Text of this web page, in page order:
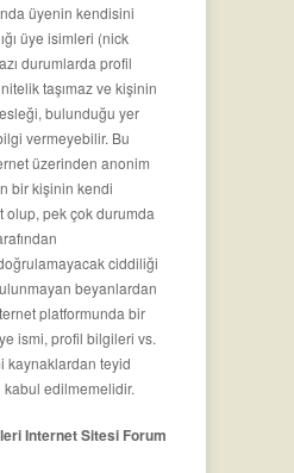
üyenin kendisini
üye isimleri (nick
durumlarda profil
taşımaz ve kişinin
bulunduğu yer
vermeyebilir. Bu
üzerinden anonim
bir kişinin kendi
olup, pek çok durumda
ciddiliği
beyanlardan
platformunda bir
ismi, profil bilgileri vs.
kaynaklardan teyid
edilmemelidir.
Internet Sitesi Forum